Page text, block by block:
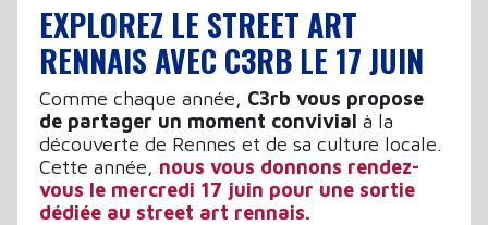
EXPLOREZ LE STREET ART
RENNAIS AVEC C3RB LE 17 JUIN
Comme chaque année, C3rb vous propose
de partager un moment convivial à la
découverte de Rennes et de sa culture locale.
Cette année, nous vous donnons rendez-
vous le mercredi 17 juin pour une sortie
dédiée au street art rennais.